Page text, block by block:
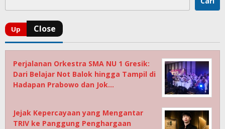
Perjalanan Orkestra SMA NU 1 Gresik:
Dari Belajar Not Balok hingga Tampil di
Hadapan Prabowo dan Jok…
Jejak Kepercayaan yang Mengantar
TRIV ke Panggung Penghargaan